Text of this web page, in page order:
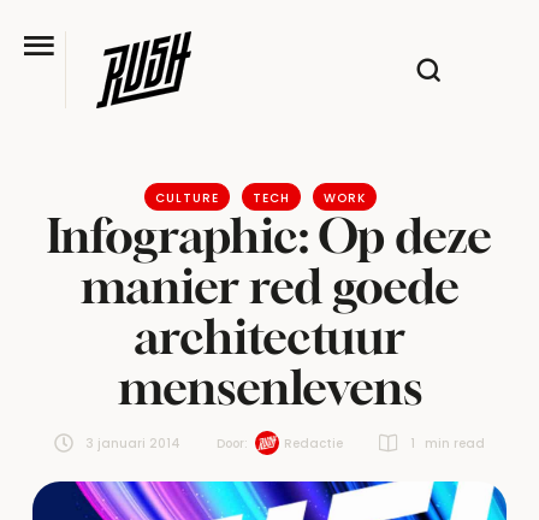
CULTURE TECH WORK
Infographic: Op deze
manier red goede
architectuur
mensenlevens
3 januari 2014 Door: Redactie 1 min read